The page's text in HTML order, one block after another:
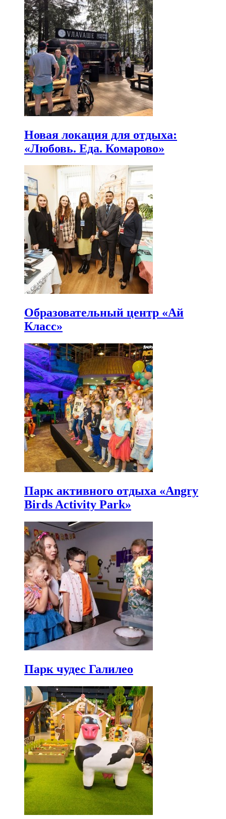
Новая локация для отдыха:
«Любовь. Еда. Комарово»
Образовательный центр «Ай
Класс»
Парк активного отдыха «Angry
Birds Activity Park»
Парк чудес Галилео